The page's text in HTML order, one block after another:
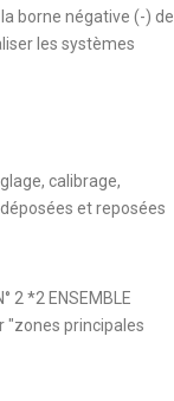
la borne négative (-) de
les systèmes
calibrage,
et reposées
2 *2 ENSEMBLE
"zones principales